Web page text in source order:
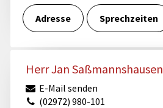
Adresse Sprechzeiten
Herr Jan Saßmannshausen
E-Mail senden
(02972) 980-101